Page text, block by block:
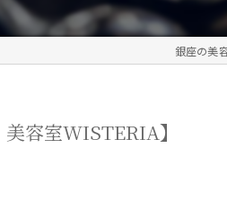
銀座の美
容室WISTERIA】